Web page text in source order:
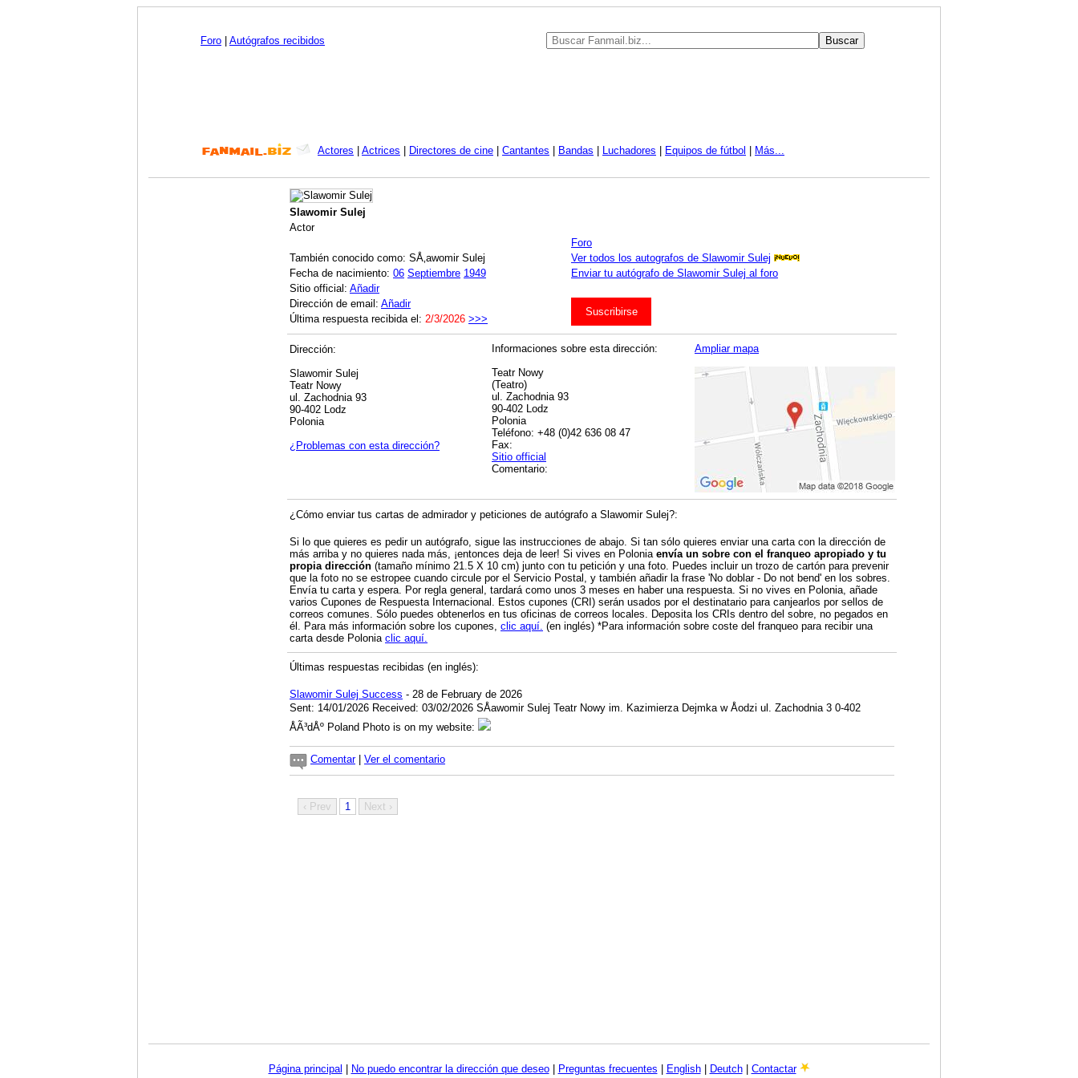
Foro Autógrafos recibidos
Actores Actrices Directores de cine Cantantes Bandas Luchadores Equipos de fútbol Más...
Slawomir Sulej
Actor
Foro
También conocido como: SÅ‚awomir Sulej
Ver todos los autografos de Slawomir Sulej
Fecha de nacimiento: 06 Septiembre 1949
Enviar tu autógrafo de Slawomir Sulej al foro
Sitio official: Añadir
Dirección de email: Añadir
Suscribirse
Última respuesta recibida el: 2/3/2026 >>>
Dirección:
Slawomir Sulej
Teatr Nowy
ul. Zachodnia 93
90-402 Lodz
Polonia
¿Problemas con esta dirección?
Informaciones sobre esta dirección:
Teatr Nowy
(Teatro)
ul. Zachodnia 93
90-402 Lodz
Polonia
Teléfono: +48 (0)42 636 08 47
Fax:
Sitio official
Comentario:
Ampliar mapa
¿Cómo enviar tus cartas de admirador y peticiones de autógrafo a Slawomir Sulej?:
Si lo que quieres es pedir un autógrafo, sigue las instrucciones de abajo. Si tan sólo quieres enviar una carta con la dirección de
más arriba y no quieres nada más, ¡entonces deja de leer! Si vives en Polonia envía un sobre con el franqueo apropiado y tu
propia dirección (tamaño mínimo 21.5 X 10 cm) junto con tu petición y una foto. Puedes incluir un trozo de cartón para prevenir
que la foto no se estropee cuando circule por el Servicio Postal, y también añadir la frase 'No doblar - Do not bend' en los sobres.
Envía tu carta y espera. Por regla general, tardará como unos 3 meses en haber una respuesta. Si no vives en Polonia, añade
varios Cupones de Respuesta Internacional. Estos cupones (CRI) serán usados por el destinatario para canjearlos por sellos de
correos comunes. Sólo puedes obtenerlos en tus oficinas de correos locales. Deposita los CRIs dentro del sobre, no pegados en
él. Para más información sobre los cupones, clic aquí. (en inglés) *Para información sobre coste del franqueo para recibir una
carta desde Polonia clic aquí.
Últimas respuestas recibidas (en inglés):
Slawomir Sulej Success - 28 de February de 2026
Sent: 14/01/2026 Received: 03/02/2026 SÅawomir Sulej Teatr Nowy im. Kazimierza Dejmka w Åodzi ul. Zachodnia 3 0-402
ÅÃ³dÅº Poland Photo is on my website:
Comentar| Ver el comentario
‹ Prev 1 Next ›
Página principal | No puedo encontrar la dirección que deseo| Preguntas frecuentes | English| Deutch| Contactar